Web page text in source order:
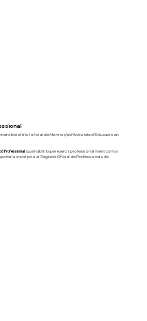
obté el títol oficial de Monitor/a d'Activitats d'Educació en
Professional, que habilita per exercir professionalment com a
la inscripció al Registre Oficial de Professionals de